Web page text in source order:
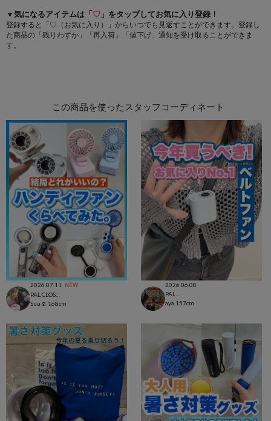
▼気になるアイテムは「♡ 」をタップしてお気に入り登録！
登録すると「♡（お気に入り）」からいつでも見返すことができます。登録し
た商品の「残りわずか」「再入荷」「値下げ」通知を受け取ることができま
す。
この商品を使ったスタッフコーディネート
2026.07.11 NEW
Suu☺︎ 168cm
2026.06.08
aya 157cm